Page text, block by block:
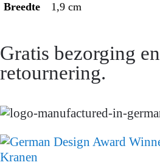
Breedte
1,9 cm
Gratis bezorging en
retournering.
Kranen